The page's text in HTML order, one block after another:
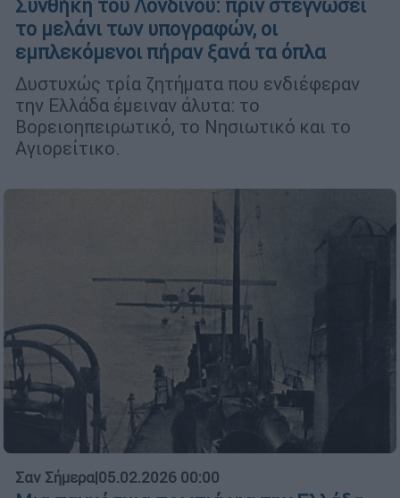
Συνθήκη του Λονδίνου: πριν στεγνώσει
το μελάνι των υπογραφών, οι
εμπλεκόμενοι πήραν ξανά τα όπλα
Δυστυχώς τρία ζητήματα που ενδιέφεραν
την Ελλάδα έμειναν άλυτα: το
Βορειοηπειρωτικό, το Νησιωτικό και το
Αγιορείτικο.
Σαν Σήμερα|05.02.2026 00:00